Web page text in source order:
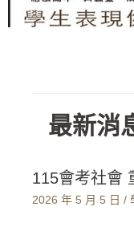
最新消
115會考社會
2026 年 5 月 5 日 /